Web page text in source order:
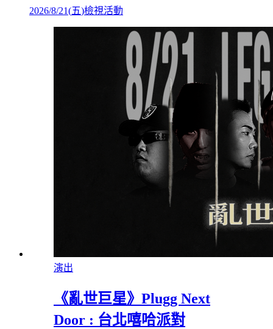
2026/8/21(五)檢視活動
演出
《亂世巨星》Plugg Next
Door : 台北嘻哈派對